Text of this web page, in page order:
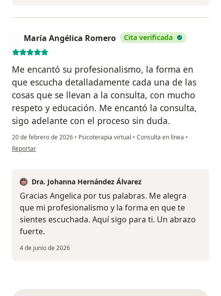
María Angélica Romero Cita verificada
Me encantó su profesionalismo, la forma en
que escucha detalladamente cada una de las
cosas que se llevan a la consulta, con mucho
respeto y educación. Me encantó la consulta,
sigo adelante con el proceso sin duda.
20 de febrero de 2026 • Psicoterapia virtual • Consulta en línea •
en opinión del usuario María Angélica Romero
Reportar
Dra. Johanna Hernández Álvarez
Gracias Angelica por tus palabras. Me alegra
que mi profesionalismo y la forma en que te
sientes escuchada. Aquí sigo para ti. Un abrazo
fuerte.
4 de junio de 2026